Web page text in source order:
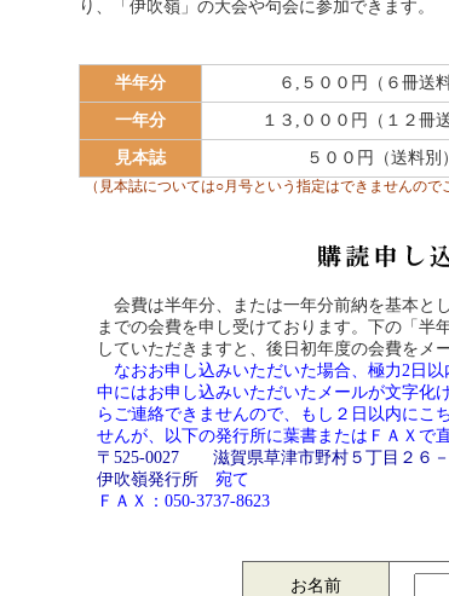
り、「伊吹嶺」の大会や句会に参加できます。
半年分 ６,５００円（６冊送料
一年分 １３,０００円（１２冊
見本誌 ５００円（送料別）
（見本誌については○月号という指定はできませんので
会費は半年分、または一年分前納を基本と
までの会費を申し受けております。下の「半
していただきますと、後日初年度の会費をメ
なおお申し込みいただいた場合、極力2日以
中にはお申し込みいただいたメールが文字化
らご連絡できませんので、もし２日以内にこ
せんが、以下の発行所に葉書またはＦＡＸで
〒525-0027 滋賀県草津市野村５丁目２６－
伊吹嶺発行所 宛て
ＦＡＸ：050-3737-8623
お名前